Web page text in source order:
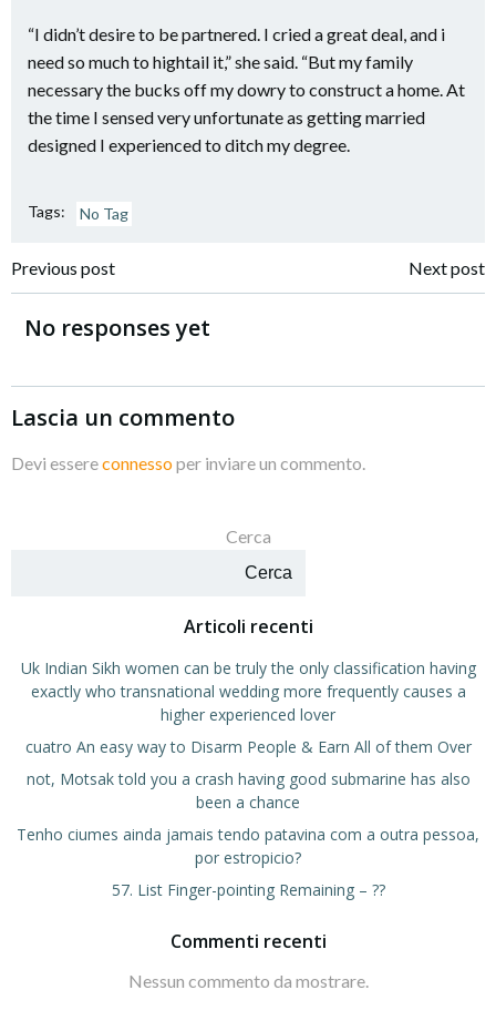
“I didn’t desire to be partnered. I cried a great deal, and i
need so much to hightail it,” she said. “But my family
necessary the bucks off my dowry to construct a home. At
the time I sensed very unfortunate as getting married
designed I experienced to ditch my degree.
Tags: No Tag
Navigazione
articoli
Previous post
Navigazione
Next post
No responses yet
Lascia un commento
Devi essereconnessoper inviare un commento.
Cerca
Cerca
Articoli recenti
Uk Indian Sikh women can be truly the only classification having
exactly who transnational wedding more frequently causes a
higher experienced lover
cuatro An easy way to Disarm People & Earn All of them Over
not, Motsak told you a crash having good submarine has also
been a chance
Tenho ciumes ainda jamais tendo patavina com a outra pessoa,
por estropicio?
57. List Finger-pointing Remaining – ??
Commenti recenti
Nessun commento da mostrare.